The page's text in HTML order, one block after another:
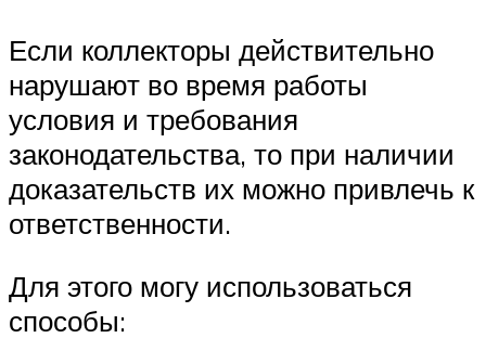
Если коллекторы действительно
нарушают во время работы
условия и требования
законодательства, то при наличии
доказательств их можно привлечь к
ответственности.
Для этого могу использоваться
способы: